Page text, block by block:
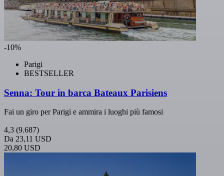
-10%
Parigi
BESTSELLER
Senna: Tour in barca Bateaux Parisiens
Fai un giro per Parigi e ammira i luoghi più famosi
4,3 (9.687)
Da 23,11 USD
20,80 USD